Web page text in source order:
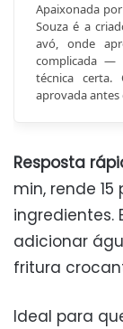
Apaixonada
Souza é a
avó, onde
complicada —
técnica certa.
aprovada antes
Resposta
min, rende
ingredientes.
adicionar
fritura
Ideal para